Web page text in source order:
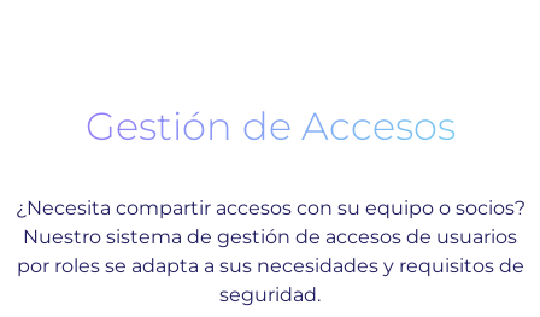
Gestión de Accesos
¿Necesita compartir accesos con su equipo o socios?
Nuestro sistema de gestión de accesos de usuarios
por roles se adapta a sus necesidades y requisitos de
seguridad.